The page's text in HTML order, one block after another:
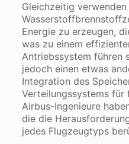
Gleichzeitig verwenden
Energie zu erzeugen,
was zu einem
Antriebssystem führen
jedoch einen etwas
Integration des
Verteilungssystems für
Airbus-Ingenieure
die die
jedes Flugzeugtyps